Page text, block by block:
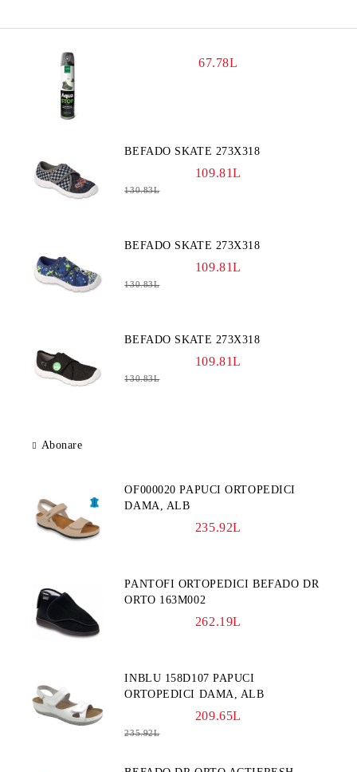
67.78L
BEFADO SKATE 273X318
109.81L
130.83L
BEFADO SKATE 273X318
109.81L
130.83L
BEFADO SKATE 273X318
109.81L
130.83L
Abonare
OF000020 PAPUCI ORTOPEDICI
DAMA, ALB
235.92L
PANTOFI ORTOPEDICI BEFADO DR
ORTO 163M002
262.19L
INBLU 158D107 PAPUCI
ORTOPEDICI DAMA, ALB
209.65L
235.92L